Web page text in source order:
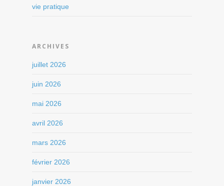
vie pratique
ARCHIVES
juillet 2026
juin 2026
mai 2026
avril 2026
mars 2026
février 2026
janvier 2026